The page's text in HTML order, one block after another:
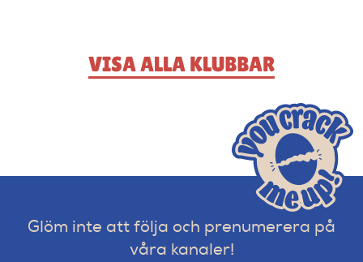
VISA ALLA KLUBBAR
Glöm inte att följa och prenumerera på
våra kanaler!